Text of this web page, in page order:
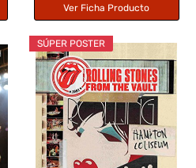
Ver Ficha Producto
SÚPER POSTER